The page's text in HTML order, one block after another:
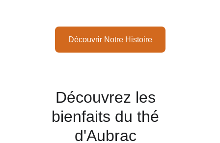
Découvrir Notre Histoire
Découvrez les
bienfaits du thé
d'Aubrac